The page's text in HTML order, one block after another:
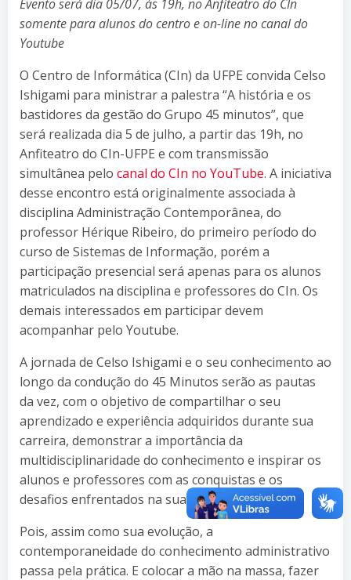
Evento será dia 05/07, às 19h, no Anfiteatro do CIn
somente para alunos do centro e on-line no canal do
Youtube
O Centro de Informática (CIn) da UFPE convida Celso
Ishigami para ministrar a palestra “A história e os
bastidores da gestão do Grupo 45 minutos”, que
será realizada dia 5 de julho, a partir das 19h, no
Anfiteatro do CIn-UFPE e com transmissão
simultânea pelo canal do CIn no YouTube. A iniciativa
desse encontro está originalmente associada à
disciplina Administração Contemporânea, do
professor Hérique Ribeiro, do primeiro período do
curso de Sistemas de Informação, porém a
participação presencial será apenas para os alunos
matriculados na disciplina e professores do CIn. Os
demais interessados em participar devem
acompanhar pelo Youtube.
A jornada de Celso Ishigami e o seu conhecimento ao
longo da condução do 45 Minutos serão as pautas
da vez, com o objetivo de compartilhar o seu
aprendizado e experiência adquiridos durante sua
carreira, demonstrar a importância da
multidisciplinaridade do conhecimento e inspirar os
alunos e professores com as conquistas e os
desafios enfrentados na sua jornada.
Pois, assim como sua evolução, a
contemporaneidade do conhecimento administrativo
passa pela prática. E colocar a mão na massa, fazer